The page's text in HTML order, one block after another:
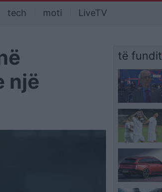
tech moti LiveTV
një
të fundit